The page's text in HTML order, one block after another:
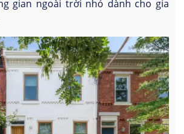
gian ngoài trời nhỏ dành cho gia